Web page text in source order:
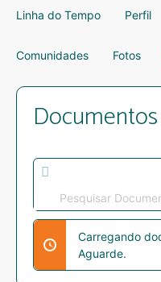
Linha do Tempo Perfil
Comunidades Fotos
Documentos
Pesquisar
Documentos…
Carregando
Aguarde.